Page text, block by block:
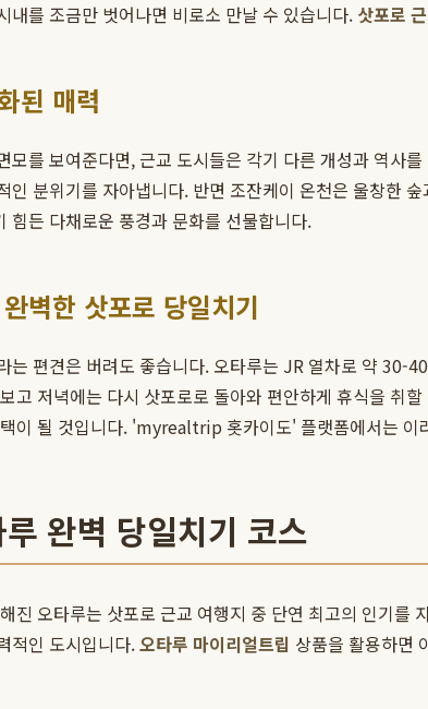
내를 조금만 벗어나면 비로소 만날 수 있습니다. 삿포로
된 매력
모를 보여준다면, 근교 도시들은 각기 다른 개성과 역사
인 분위기를 자아냅니다. 반면 조잔케이 온천은 울창한
힘든 다채로운 풍경과 문화를 선물합니다.
벽한 삿포로 당일치기
는 편견은 버려도 좋습니다. 오타루는 JR 열차로 약 30-
고 저녁에는 다시 삿포로로 돌아와 편안하게 휴식을 취
이 될 것입니다. 'myrealtrip 홋카이도' 플랫폼에서는
완벽 당일치기 코스
진 오타루는 삿포로 근교 여행지 중 단연 최고의 인기
적인 도시입니다.오타루 마이리얼트립 상품을 활용하면